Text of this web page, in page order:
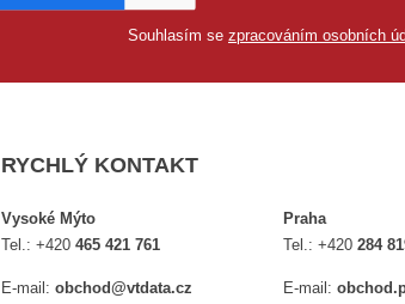
Souhlasím se zpracováním osobních
RYCHLÝ KONTAKT
Vysoké Mýto
Tel.:+420465 421 761
E-mail:obchod@vtdata.cz
Praha
Tel.:+420284
E-mail: